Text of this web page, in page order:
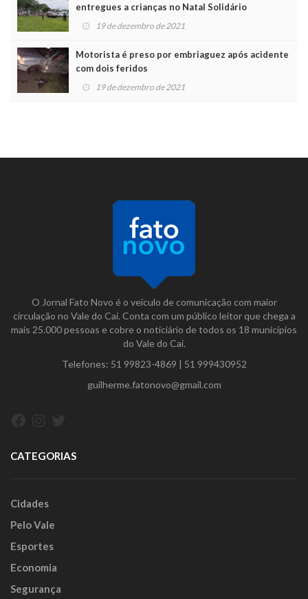
entregues a crianças no Natal Solidário
19 de dezembro de 2021
Motorista é preso por embriaguez após acidente
com dois feridos
19 de dezembro de 2021
O Jornal Fato Novo é o veículo de comunicação com maior
circulação no Vale do Caí. Conta com um público leitor que chega a
mais 25.000 pessoas e cobre o noticiário de todos os 18 municípios
do Vale do Caí.
Telefones: 51 99823-4869 | 51 999430952
guilherme.fatonovo@gmail.com
CATEGORIAS
Cidades
Pelo Vale
Esportes
Economia
Segurança